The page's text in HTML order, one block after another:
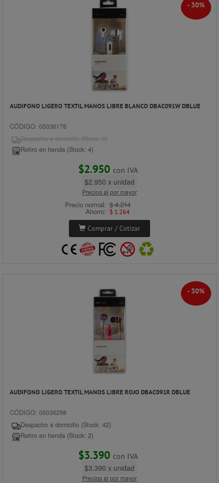
- 30%
AUDIFONO LIGERO TEXTIL MANOS LIBRE BLANCO DBAC091W DBLUE
CÓDIGO: 05036178
Despacho a domicilio (Stock: 0)
Retiro en tienda (Stock: 4)
$2.950 con IVA
$2.950 x unidad
Precios al por mayor
Precio normal: $ 4.214
Ahorro: $ 1.264
Comprar / Cotizar
- 30%
AUDIFONO LIGERO TEXTIL MANOS LIBRE ROJO DBAC091R DBLUE
CÓDIGO: 05036298
Despacho a domicilio (Stock: 42)
Retiro en tienda (Stock: 2)
$3.390 con IVA
$3.390 x unidad
Precios al por mayor